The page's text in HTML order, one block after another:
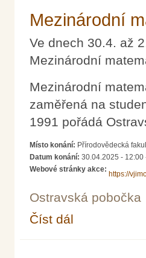
Mezinárodní
Ve dnech 30.4. až
Mezinárodní
Mezinárodní
zaměřená na
1991 pořádá
Místo konání: Přírodovědecká
Datum konání: 30.04.2025 - 12:00
Webové stránky akce:
https://
Ostravská pobočka
Číst dál